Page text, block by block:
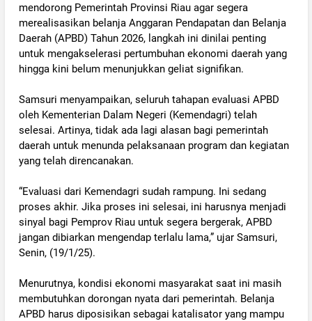
mendorong Pemerintah Provinsi Riau agar segera
merealisasikan belanja Anggaran Pendapatan dan Belanja
Daerah (APBD) Tahun 2026, langkah ini dinilai penting
untuk mengakselerasi pertumbuhan ekonomi daerah yang
hingga kini belum menunjukkan geliat signifikan.
‎Samsuri menyampaikan, seluruh tahapan evaluasi APBD
oleh Kementerian Dalam Negeri (Kemendagri) telah
selesai. Artinya, tidak ada lagi alasan bagi pemerintah
daerah untuk menunda pelaksanaan program dan kegiatan
yang telah direncanakan.
‎“Evaluasi dari Kemendagri sudah rampung. Ini sedang
proses akhir. Jika proses ini selesai, ini harusnya menjadi
sinyal bagi Pemprov Riau untuk segera bergerak, APBD
jangan dibiarkan mengendap terlalu lama,” ujar Samsuri,
Senin, (19/1/25).
‎Menurutnya, kondisi ekonomi masyarakat saat ini masih
membutuhkan dorongan nyata dari pemerintah. Belanja
APBD harus diposisikan sebagai katalisator yang mampu